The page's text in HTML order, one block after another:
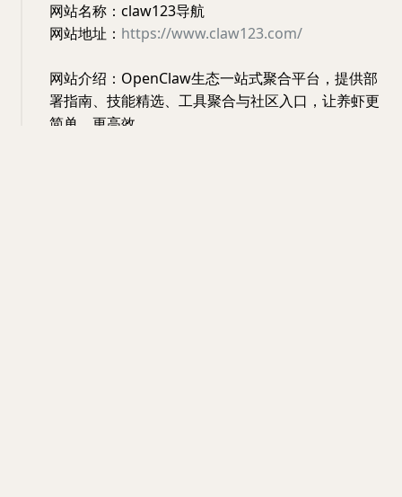
网站名称：claw123导航
网站地址： https://www.claw123.com/
网站介绍：OpenClaw生态一站式聚合平台，提供部
署指南、技能精选、工具聚合与社区入口，让养虾更
简单、更高效。